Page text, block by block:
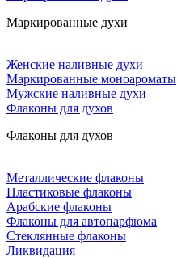
Маркированные духи
Женские наливные духи
Маркированные моноароматы
Мужские наливные духи
Флаконы для духов
Флаконы для духов
Металлические флаконы
Пластиковые флаконы
Арабские флаконы
Флаконы для автопарфюма
Стеклянные флаконы
Ликвидация